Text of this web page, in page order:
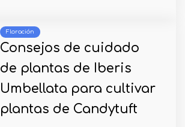
Floración
Consejos de cuidado
de plantas de Iberis
Umbellata para cultivar
plantas de Candytuft